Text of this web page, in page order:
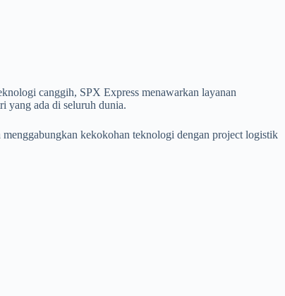
canggih, SPX Express menawarkan layanan
yang ada di seluruh dunia.
kekokohan teknologi dengan project logistik